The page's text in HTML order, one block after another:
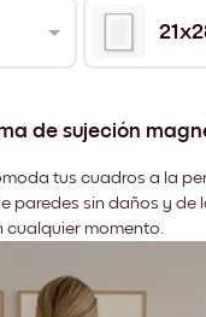
de sujeción
tus cuadros a la
paredes sin daños y de
momento.